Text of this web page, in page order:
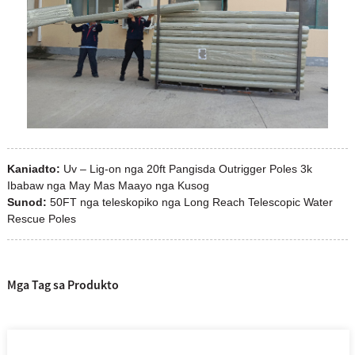
Kaniadto: Uv – Lig-on nga 20ft Pangisda Outrigger Poles 3k
Ibabaw nga May Mas Maayo nga Kusog
Sunod: 50FT nga teleskopiko nga Long Reach Telescopic Water
Rescue Poles
Mga Tag sa Produkto